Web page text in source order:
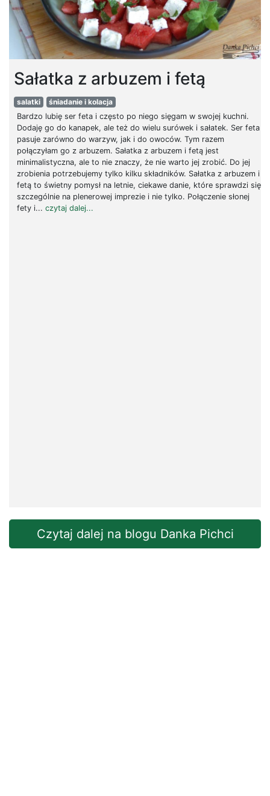
Sałatka z arbuzem i fetą
salatki
śniadanie i kolacja
Bardzo lubię ser feta i często po niego sięgam w swojej kuchni.
Dodaję go do kanapek, ale też do wielu surówek i sałatek. Ser feta
pasuje zarówno do warzyw, jak i do owoców. Tym razem
połączyłam go z arbuzem. Sałatka z arbuzem i fetą jest
minimalistyczna, ale to nie znaczy, że nie warto jej zrobić. Do jej
zrobienia potrzebujemy tylko kilku składników. Sałatka z arbuzem i
fetą to świetny pomysł na letnie, ciekawe danie, które sprawdzi się
szczególnie na plenerowej imprezie i nie tylko. Połączenie słonej
fety i... czytaj dalej...
Czytaj dalej na blogu Danka Pichci